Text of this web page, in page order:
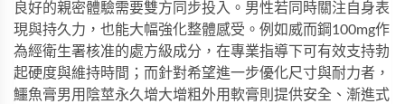
良好的親密體驗需要雙方同步投入。男性若同時關注自身表
現與持久力，也能大幅強化整體感受。例如威而鋼100mg作
為經衛生署核准的處方級成分，在專業指導下可有效支持勃
起硬度與維持時間；而針對希望進一步優化尺寸與耐力者，
鱷魚膏男用陰莖永久增大增粗外用軟膏則提供安全、漸進式